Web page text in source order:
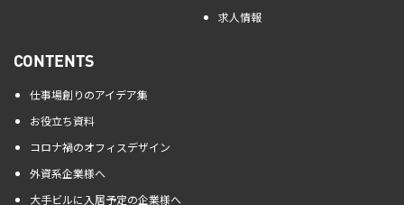
求人情報
CONTENTS
仕事場創りのアイデア集
お役立ち資料
コロナ禍のオフィスデザイン
外資系企業様へ
大手ビルに入居予定の企業様へ